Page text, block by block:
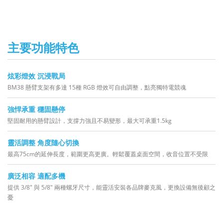
主要功能特色
炫彩燈效 沉浸戰局
BM38 懸臂支架有多達 15種 RGB 燈效可自由調整，點亮獨特電競魂
強悍承重 穩固懸停
堅固耐用的懸臂設計，支撐力強且不易變形，最大可承重1.5kg
靈活調整 角度隨心切換
最高75cm的延伸長度，範圍更高更廣。輕鬆覆蓋桌面空間，收音位置不受限
廣泛相容 適配多機
提供 3/8" 與 5/8" 兩種螺牙尺寸，能靈活安裝各品牌麥克風，更換設備無後顧之
憂